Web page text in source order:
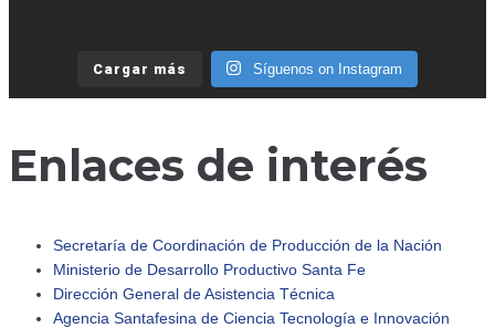
Cargar más Síguenos on Instagram
Enlaces de interés
Secretaría de Coordinación de Producción de la Nación
Ministerio de Desarrollo Productivo Santa Fe
Dirección General de Asistencia Técnica
Agencia Santafesina de Ciencia Tecnología e Innovación